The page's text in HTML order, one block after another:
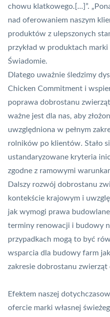
chowu klatkowego.[...]”.
nad oferowaniem naszym
produktów z ulepszonych
przykład w produktach
Świadomie.
Dlatego uważnie śledzimy
Chicken Commitment i
poprawa dobrostanu
ważne jest dla nas, aby
uwzględniona w pełnym
rolników po klientów. Stało
ustandaryzowane kryteria
zgodne z ramowymi
Dalszy rozwój dobrostanu
kontekście krajowym i
jak wymogi prawa
terminy renowacji i budowy
przypadkach mogą to być
wsparcia dla budowy farm
zakresie dobrostanu
Efektem naszej
ofercie marki własnej